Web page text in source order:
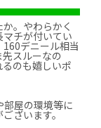
。やわらかく
チが付いてい
デニール相当
スルーなの
のも嬉しいポ
屋の環境等に
ざいます。